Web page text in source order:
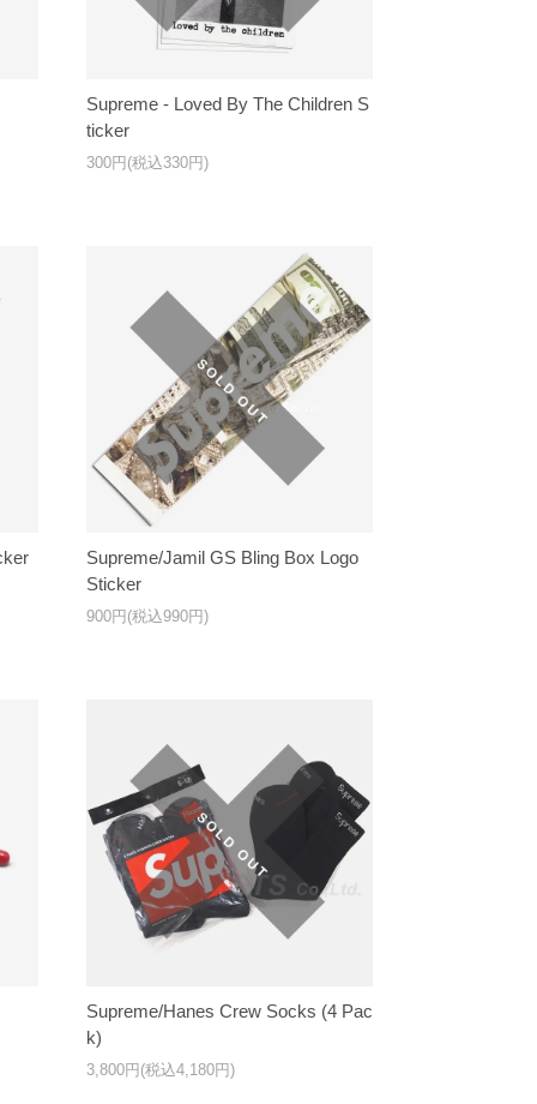
Supreme - Loved By The Children S
ticker
300円(税込330円)
Supreme/Jamil GS Bling Box Logo
Sticker
900円(税込990円)
Supreme/Hanes Crew Socks (4 Pac
k)
3,800円(税込4,180円)